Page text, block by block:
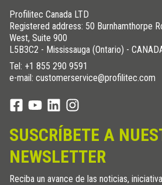
Profilitec Canada LTD
Registered address: 50 Burnhamthorpe
West, Suite 900
L5B3C2 - Mississauga (Ontario) -
Tel: +1 855 290 9591
e-mail: customerservice@profilitec.com
SUSCRÍBETE A
NEWSLETTER
Reciba un avance de las noticias,